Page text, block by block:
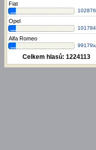
Fiat
Opel
Alfa Romeo
Celkem hlasů: 1224113